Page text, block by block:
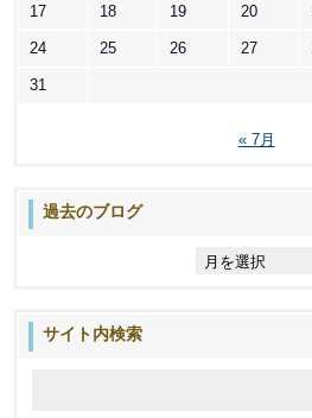
17 18 19 20
24 25 26 27
31
« 7月
過去のブログ
サイト内検索